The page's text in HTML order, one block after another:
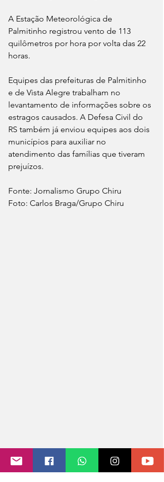
A Estação Meteorológica de
Palmitinho registrou vento de 113
quilômetros por hora por volta das 22
horas.
Equipes das prefeituras de Palmitinho
e de Vista Alegre trabalham no
levantamento de informações sobre os
estragos causados. A Defesa Civil do
RS também já enviou equipes aos dois
municípios para auxiliar no
atendimento das famílias que tiveram
prejuízos.
Fonte: Jornalismo Grupo Chiru
Foto: Carlos Braga/Grupo Chiru